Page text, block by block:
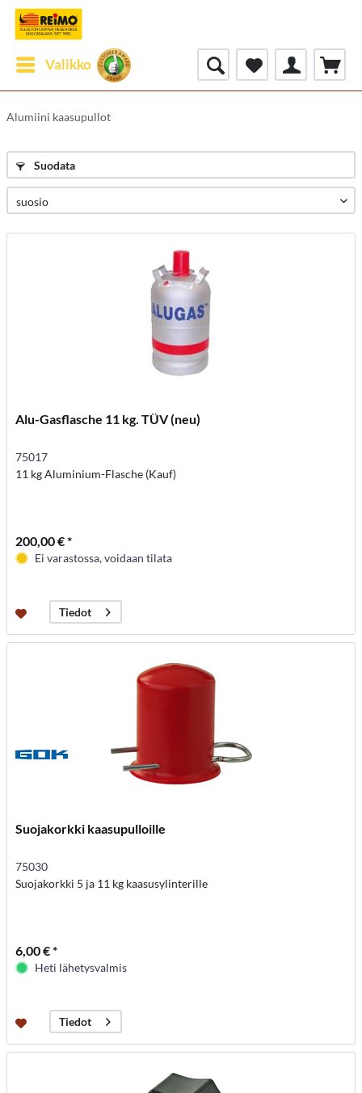
Valikko
Alumiini kaasupullot
Suodata
Alu-Gasflasche 11 kg. TÜV (neu)
75017
11 kg Aluminium-Flasche (Kauf)
200,00 € *
Ei varastossa, voidaan tilata
Tiedot
Suojakorkki kaasupulloille
75030
Suojakorkki 5 ja 11 kg kaasusylinterille
6,00 € *
Heti lähetysvalmis
Tiedot